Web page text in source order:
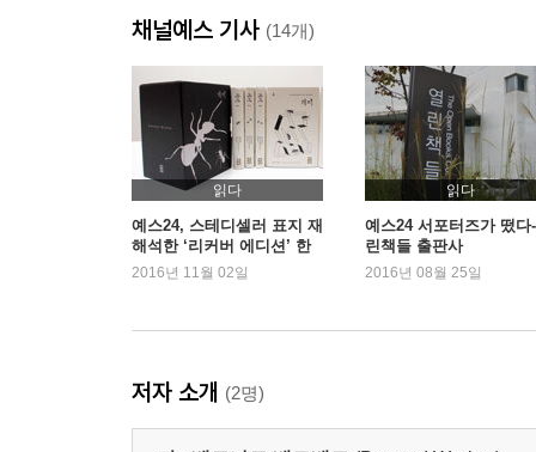
채널예스 기사 (14개)
읽다
예스24, 스테디셀러 표지 재
해석한 ‘리커버 에디션’ 한
정 판매
2016년 11월 02일
읽다
예스24 서포터즈가 떴다
린책들 출판사
2016년 08월 25일
저자 소개 (2명)